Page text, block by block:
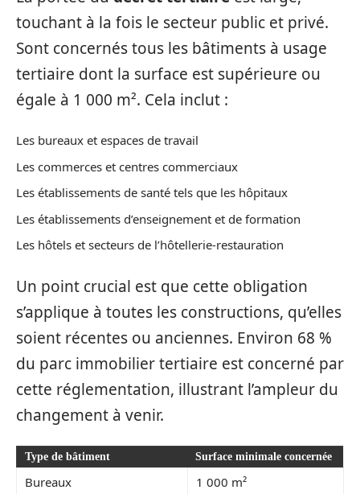
touchant à la fois le secteur public et privé.
Sont concernés tous les bâtiments à usage
tertiaire dont la surface est supérieure ou
égale à 1 000 m². Cela inclut :
Les bureaux et espaces de travail
Les commerces et centres commerciaux
Les établissements de santé tels que les hôpitaux
Les établissements d’enseignement et de formation
Les hôtels et secteurs de l’hôtellerie-restauration
Un point crucial est que cette obligation
s’applique à toutes les constructions, qu’elles
soient récentes ou anciennes. Environ 68 %
du parc immobilier tertiaire est concerné par
cette réglementation, illustrant l’ampleur du
changement à venir.
Type de bâtiment Surface minimale concernée
Bureaux
1 000 m²